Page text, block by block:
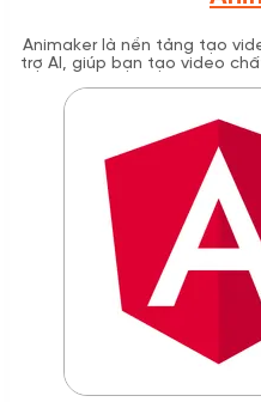
Animaker là nền tảng tạo
trợ AI, giúp bạn tạo video
dùng toàn cầu và thư viện
được bình chọn là sản
Công cụ này cung cấp giải
2D, live-action đến
đối tượng từ cá nhân